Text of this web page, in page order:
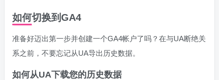
如何切换到GA4
准备好迈出第一步并创建一个GA4帐户了吗？在与UA断绝关
系之前，不要忘记从UA导出历史数据。
如何从UA下载您的历史数据